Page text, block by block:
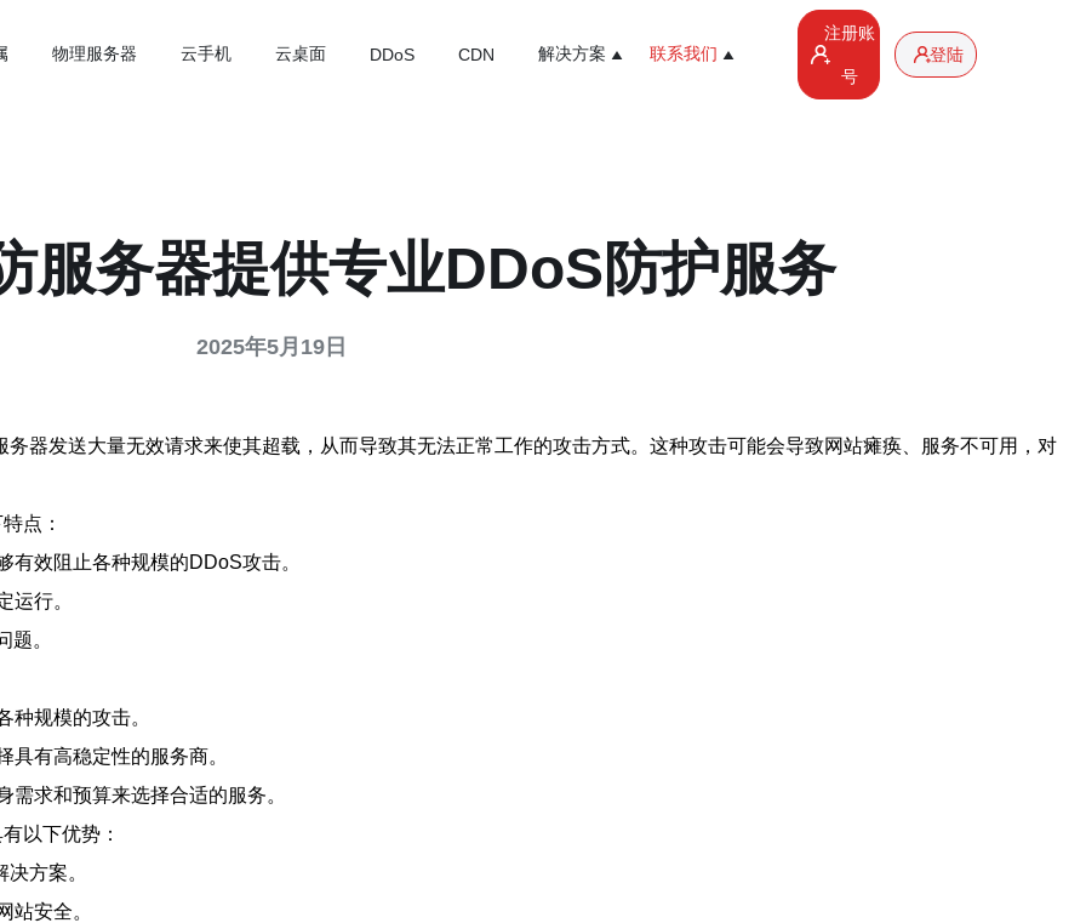
物理服务器 云手机 云桌面 DDoS CDN 解决方案 联系我们
注册账
号
登陆
服务器提供专业DDoS防护服务
2025年5月19日
器发送大量无效请求来使其超载，从而导致其无法正常工作的攻击方式。这种攻击可能会导致网站瘫痪、服务不可用，对
点：
效阻止各种规模的DDoS攻击。
运行。
。
种规模的攻击。
有高稳定性的服务商。
求和预算来选择合适的服务。
以下优势：
方案。
站安全。